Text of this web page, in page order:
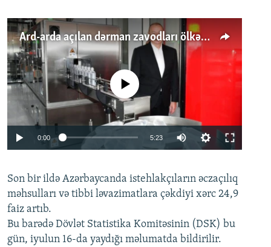
Ard-arda açılan dərman zavodları ölkənin tələbatını ödəyirmi?
Auto 240p 360p 480p
720p 1080p
No media source currently available
0:00 5:23
360p
480p
720p
1080p
Son bir ildə Azərbaycanda istehlakçıların əczaçılıq
məhsulları və tibbi ləvazimatlara çəkdiyi xərc 24,9
faiz artıb.
Bu barədə Dövlət Statistika Komitəsinin (DSK) bu
gün, iyulun 16-da yaydığı məlumatda bildirilir.